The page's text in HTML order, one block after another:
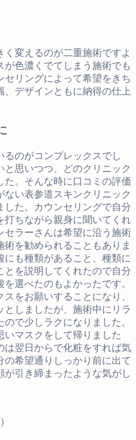
変えるのが二重施術ですよ
色濃くでてしまう施術でも
リングによって希望をきち
、デザインともに納得の仕上
るのがコンプレックスでし
思いつつ、どのクリニック
た。そんな時に口コミの評価
い表参道スキンクリニック
した。カウンセリングで自分
打ちながら親身に聞いてくれ
セラーさんは希望に沿う施術
を勧められることもありま
も種類があること、種類に
とを説明してくれたので自分
選べたのもよかったです。
をお願いすることになり、
しましたが、施術中にリラ
で少しラクになりました。
マスクをして帰りました
は翌日からで化粧をすれば気
希望通りしっかり前に出て
引き締まったような気がし